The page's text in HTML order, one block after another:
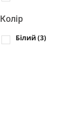
Колір
Білий (3)